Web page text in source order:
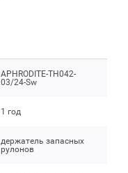
APHRODITE-TH042-
03/24-Sw
1 год
держатель запасных
рулонов